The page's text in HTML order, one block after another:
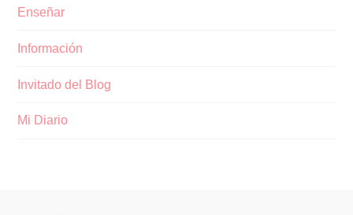
Enseñar
Información
Invitado del Blog
Mi Diario